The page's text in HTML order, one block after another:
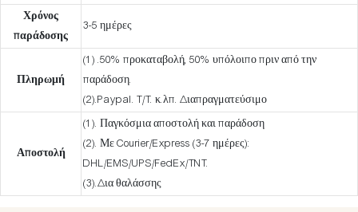
Χρόνος
παράδοσης
3-5 ημέρες
Πληρωμή
(1) .50% προκαταβολή, 50% υπόλοιπο πριν από την
παράδοση.
(2).Paypal. T/T. κ.λπ. Διαπραγματεύσιμο
Αποστολή
(1). Παγκόσμια αποστολή και παράδοση
(2). Με Courier/Express (3-7 ημέρες):
DHL/EMS/UPS/FedEx/TNT.
(3).Δια θαλάσσης